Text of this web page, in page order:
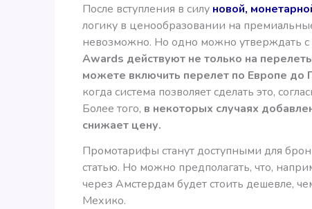
После вступления в силу новой,
логику в ценообразовании на
невозможно. Но одно можно утверждать с
Awards действуют не только на
можете включить перелет по Европе
когда система позволяет сделать это,
Более того, в некоторых случаях
снижает цену.
Промотарифы станут доступными для
статью. Но можно предполагать, что,
через Амстердам будет стоить дешевле,
Мехико.